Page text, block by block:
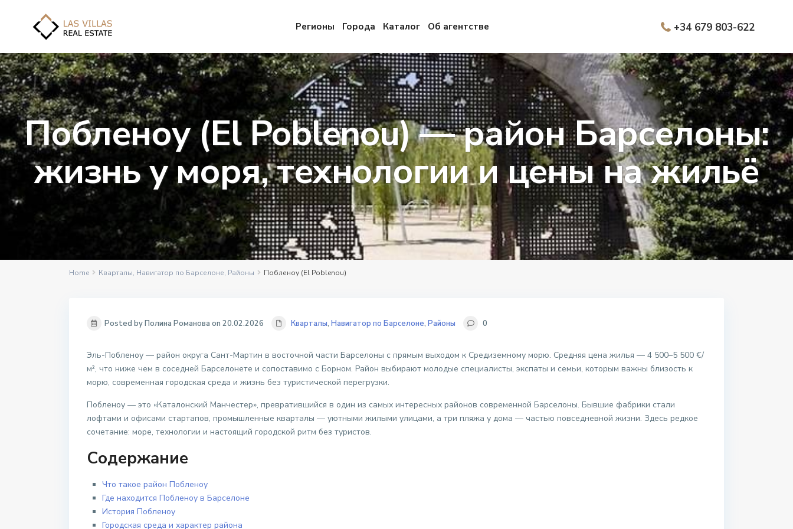
Регионы Города Каталог Об агентстве +34 679 803-622
Побленоу (El Poblenou) — район Барселоны:
жизнь у моря, технологии и цены на жильё
Home Кварталы, Навигатор по Барселоне, Районы Побленоу (El Poblenou)
Posted by Полина Романова on 20.02.2026 Кварталы, Навигатор по Барселоне, Районы 0
Эль-Побленоу — район округа Сант-Мартин в восточной части Барселоны с прямым выходом к Средиземному морю. Средняя цена жилья — 4 500–5 500 €/
м², что ниже чем в соседней Барселонете и сопоставимо с Борном. Район выбирают молодые специалисты, экспаты и семьи, которым важны близость к
морю, современная городская среда и жизнь без туристической перегрузки.
Побленоу — это «Каталонский Манчестер», превратившийся в один из самых интересных районов современной Барселоны. Бывшие фабрики стали
лофтами и офисами стартапов, промышленные кварталы — уютными жилыми улицами, а три пляжа у дома — частью повседневной жизни. Здесь редкое
сочетание: море, технологии и настоящий городской ритм без туристов.
Содержание
Что такое район Побленоу
Где находится Побленоу в Барселоне
История Побленоу
Городская среда и характер района